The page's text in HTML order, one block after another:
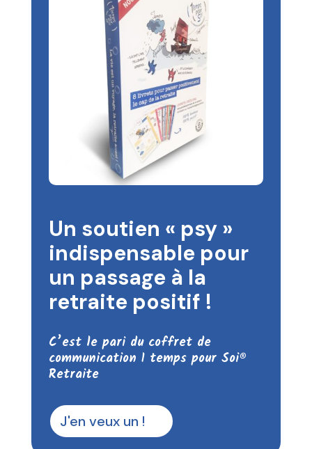
Un soutien « psy »
indispensable pour
un passage à la
retraite positif !
C’est le pari du coffret de
communication 1 temps pour Soi®
Retraite
J'en veux un !